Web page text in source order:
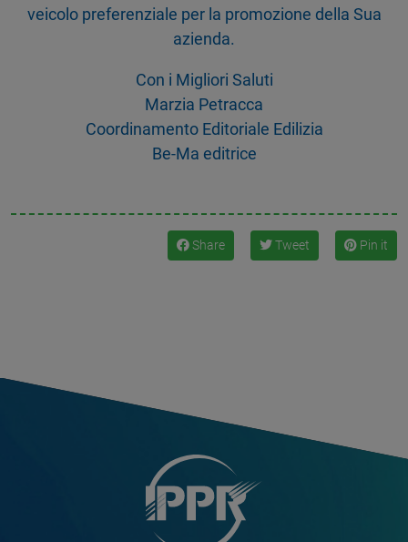
veicolo preferenziale per la promozione della Sua
azienda.
Con i Migliori Saluti
Marzia Petracca
Coordinamento Editoriale Edilizia
Be-Ma editrice
Share Tweet Pin it